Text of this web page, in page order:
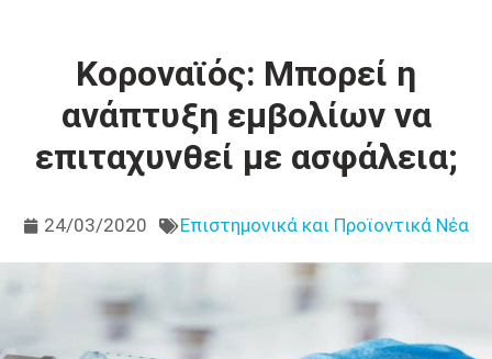
Κοροναϊός: Μπορεί η
ανάπτυξη εμβολίων να
επιταχυνθεί με ασφάλεια;
24/03/2020 Επιστημονικά και Προϊοντικά Νέα